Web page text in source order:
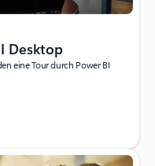
Desktop
eine Tour durch Power BI